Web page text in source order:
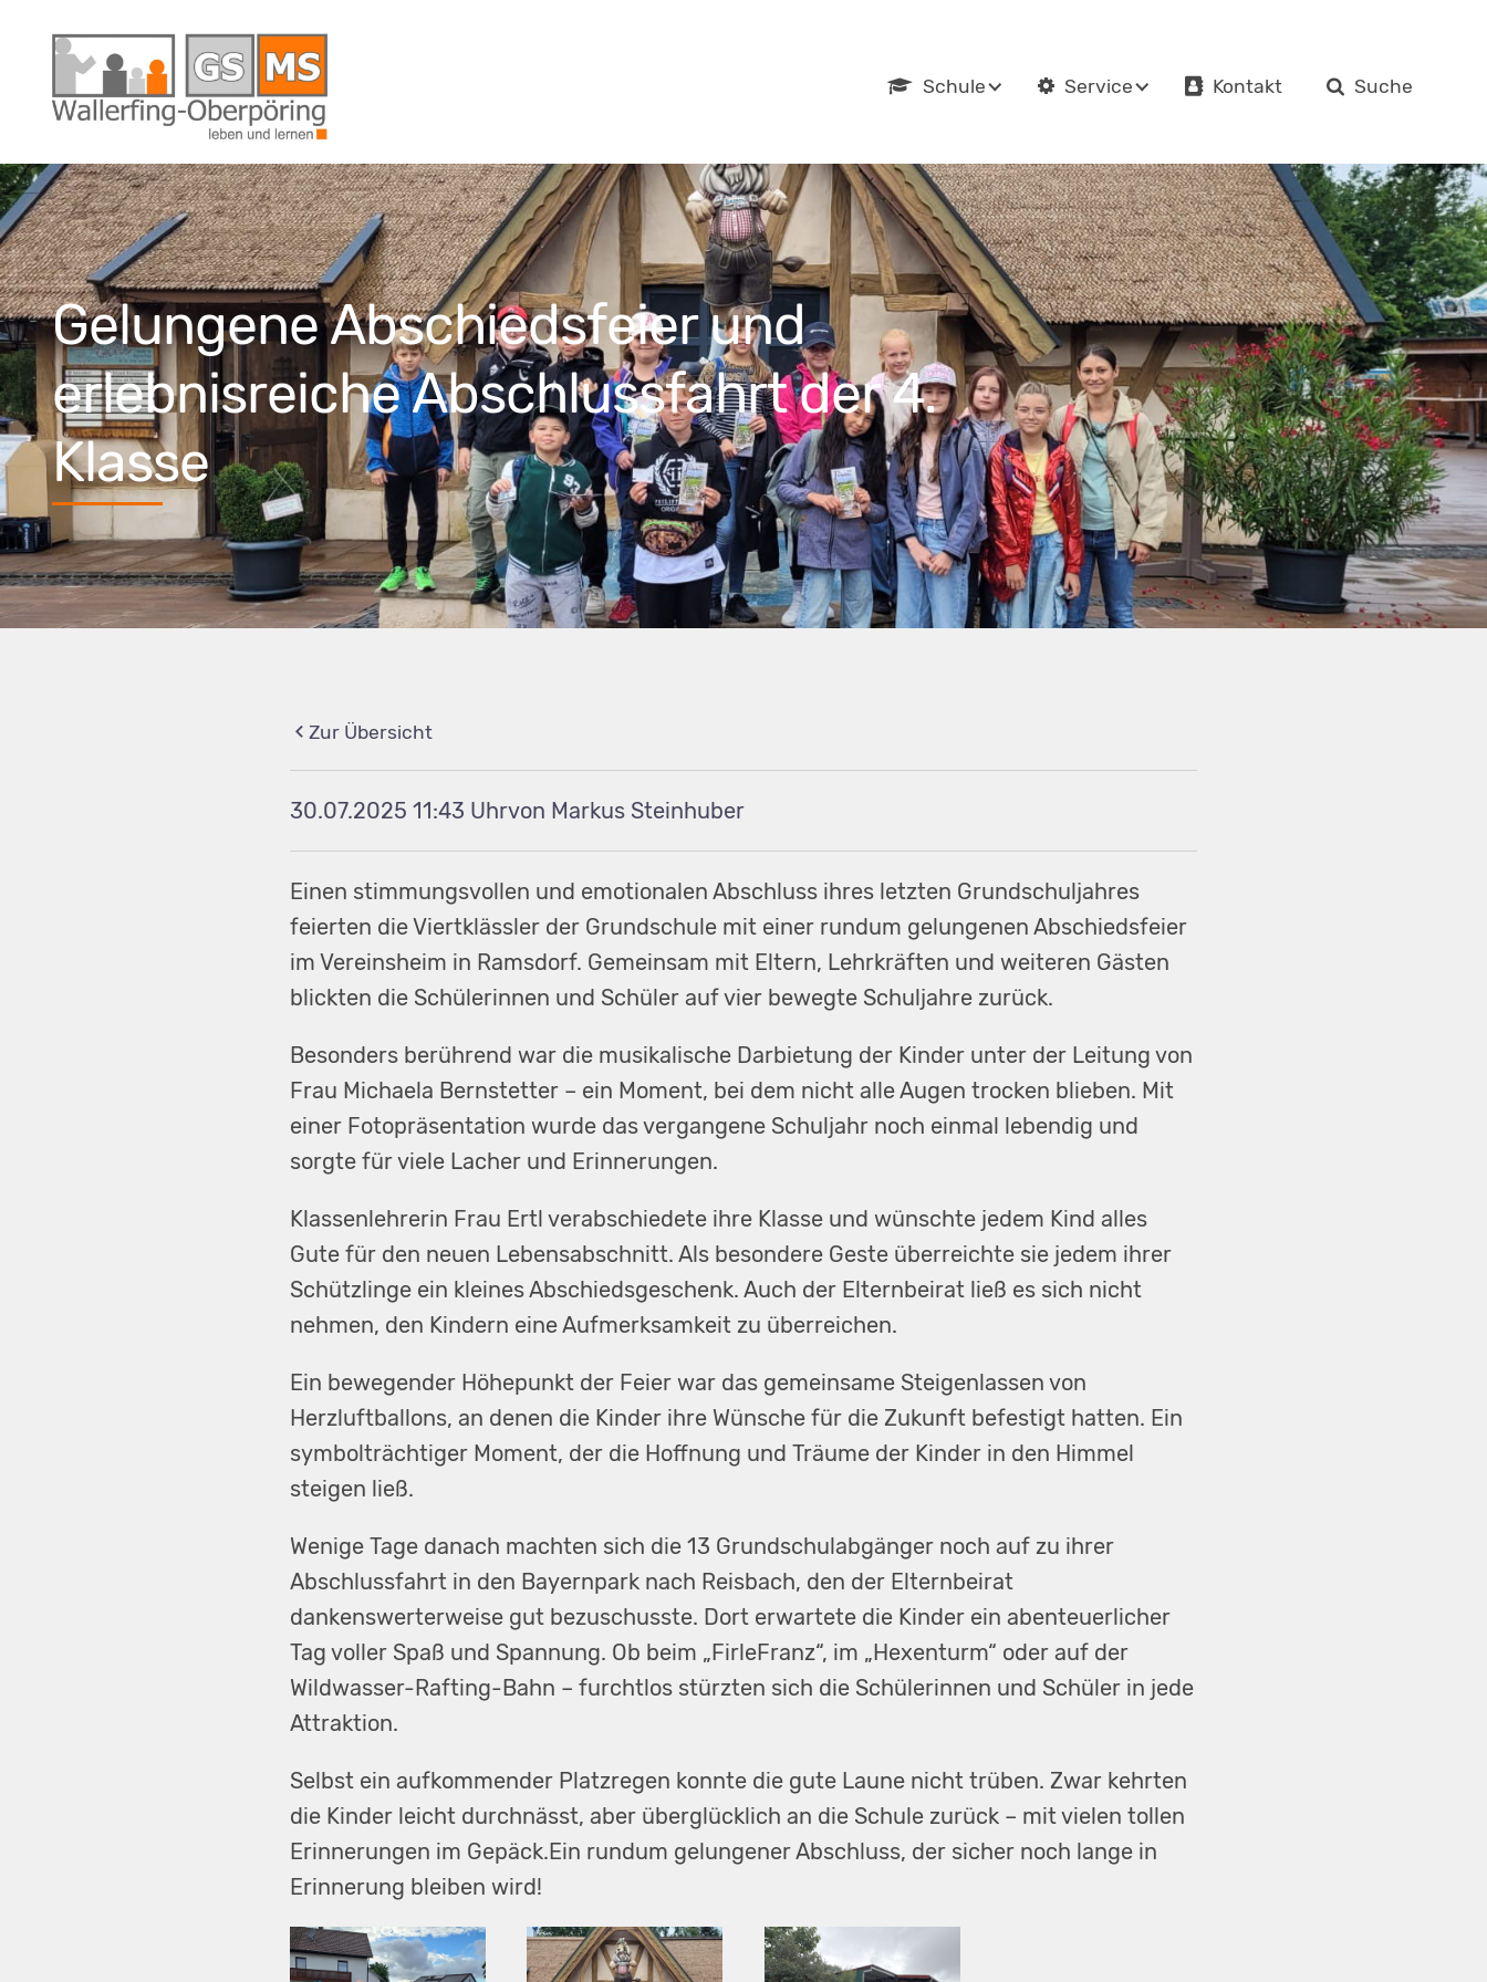
Navigation
Schule Service Kontakt Suche
Gelungene Abschiedsfeier und
erlebnisreiche Abschlussfahrt der 4.
Klasse
30.07.2025 11:43 von Markus Steinhuber
Einen stimmungsvollen und emotionalen Abschluss ihres letzten Grundschuljahres
feierten die Viertklässler der Grundschule mit einer rundum gelungenen Abschiedsfeier
im Vereinsheim in Ramsdorf. Gemeinsam mit Eltern, Lehrkräften und weiteren Gästen
blickten die Schülerinnen und Schüler auf vier bewegte Schuljahre zurück.
Besonders berührend war die musikalische Darbietung der Kinder unter der Leitung von
Frau Michaela Bernstetter – ein Moment, bei dem nicht alle Augen trocken blieben. Mit
einer Fotopräsentation wurde das vergangene Schuljahr noch einmal lebendig und
sorgte für viele Lacher und Erinnerungen.
Klassenlehrerin Frau Ertl verabschiedete ihre Klasse und wünschte jedem Kind alles
Gute für den neuen Lebensabschnitt. Als besondere Geste überreichte sie jedem ihrer
Schützlinge ein kleines Abschiedsgeschenk. Auch der Elternbeirat ließ es sich nicht
nehmen, den Kindern eine Aufmerksamkeit zu überreichen.
Ein bewegender Höhepunkt der Feier war das gemeinsame Steigenlassen von
Herzluftballons, an denen die Kinder ihre Wünsche für die Zukunft befestigt hatten. Ein
symbolträchtiger Moment, der die Hoffnung und Träume der Kinder in den Himmel
steigen ließ.
Wenige Tage danach machten sich die 13 Grundschulabgänger noch auf zu ihrer
Abschlussfahrt in den Bayernpark nach Reisbach, den der Elternbeirat
dankenswerterweise gut bezuschusste. Dort erwartete die Kinder ein abenteuerlicher
Tag voller Spaß und Spannung. Ob beim „FirleFranz“, im „Hexenturm“ oder auf der
Wildwasser-Rafting-Bahn – furchtlos stürzten sich die Schülerinnen und Schüler in jede
Attraktion.
Selbst ein aufkommender Platzregen konnte die gute Laune nicht trüben. Zwar kehrten
die Kinder leicht durchnässt, aber überglücklich an die Schule zurück – mit vielen tollen
Erinnerungen im Gepäck.Ein rundum gelungener Abschluss, der sicher noch lange in
Erinnerung bleiben wird!
Zur Übersicht